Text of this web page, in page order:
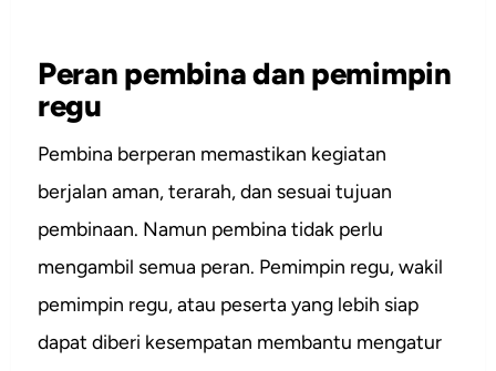
Peran pembina dan pemimpin
regu
Pembina berperan memastikan kegiatan
berjalan aman, terarah, dan sesuai tujuan
pembinaan. Namun pembina tidak perlu
mengambil semua peran. Pemimpin regu, wakil
pemimpin regu, atau peserta yang lebih siap
dapat diberi kesempatan membantu mengatur